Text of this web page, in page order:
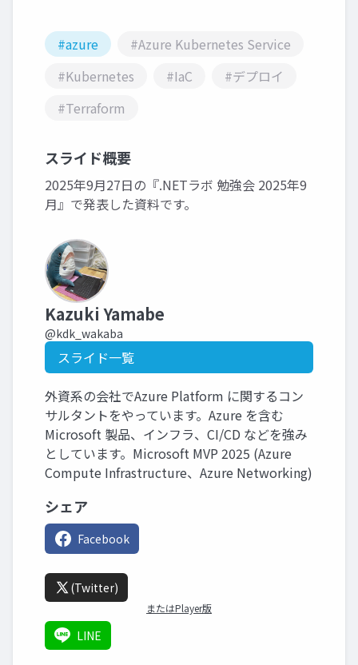
#azure
#Azure Kubernetes Service
#Kubernetes
#IaC
#デプロイ
#Terraform
スライド概要
2025年9月27日の『.NETラボ 勉強会 2025年9
月』で発表した資料です。
Kazuki Yamabe
@kdk_wakaba
スライド一覧
外資系の会社でAzure Platform に関するコン
サルタントをやっています。Azure を含む
Microsoft 製品、インフラ、CI/CD などを強み
としています。Microsoft MVP 2025 (Azure
Compute Infrastructure、Azure Networking)
シェア
Facebook
(Twitter)
またはPlayer版
LINE